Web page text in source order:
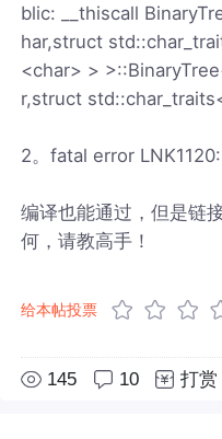
blic: __thiscall
har,struct
<char> >
r,struct
2。fatal error
编译也能通过，但是链
何，请教高手！
给本帖投票
145 10 打赏